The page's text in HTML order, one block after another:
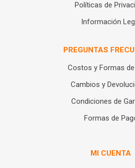
Políticas de
Información
PREGUNTAS
Costos y Formas de
Cambios y
Condiciones de
Formas de
MI CUENTA